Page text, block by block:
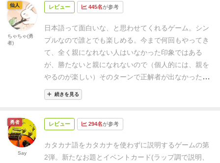
レビュー 445名が参考
日本語って面白いな、と思わせてくれるゲーム。
シン
プルなので誰とでも楽しめる。 今まで何回もやってき
て、全く親になれない人はいなかった印象ではある
が、勝たないと親になれないので（個人的には、親を
やるのが楽しい） そのターンで正解者が出なかった場
合は、その時点で一番カードの獲得枚数が少ない人に
カードをプレゼントで、次の親はその人、などという
続きを見る
仙人
ちゃちゃ(勇
者)
レビュー 294名が参考
カタカナ語をカタカナを使わずに説明するゲームの第
2弾。 新たなお題とイベントカード(ラップ調で説明、
勇者
Say